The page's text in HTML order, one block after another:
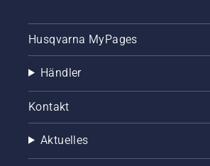
Husqvarna MyPages
Händler
Kontakt
Aktuelles